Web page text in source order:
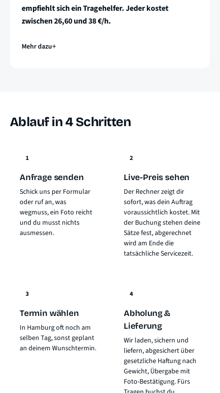
empfiehlt sich ein Tragehelfer. Jeder kostet
zwischen 26,60 und 38 €/h.
Mehr dazu
Ablauf in 4 Schritten
1
Anfrage senden
Schick uns per Formular
oder ruf an, was
wegmuss, ein Foto reicht
und du musst nichts
ausmessen.
2
Live-Preis sehen
Der Rechner zeigt dir
sofort, was dein Auftrag
voraussichtlich kostet. Mit
der Buchung stehen deine
Sätze fest, abgerechnet
wird am Ende die
tatsächliche Servicezeit.
3
Termin wählen
In Hamburg oft noch am
selben Tag, sonst geplant
an deinem Wunschtermin.
4
Abholung &
Lieferung
Wir laden, sichern und
liefern, abgesichert über
gesetzliche Haftung nach
Gewicht, Übergabe mit
Foto-Bestätigung. Fürs